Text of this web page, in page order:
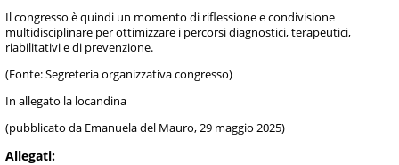
Il congresso è quindi un momento di riflessione e condivisione
multidisciplinare per ottimizzare i percorsi diagnostici, terapeutici,
riabilitativi e di prevenzione.
(Fonte: Segreteria organizzativa congresso)
In allegato la locandina
(pubblicato da Emanuela del Mauro, 29 maggio 2025)
Allegati: